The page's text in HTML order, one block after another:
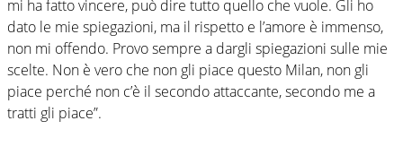
mi ha fatto vincere, può dire tutto quello che vuole. Gli ho
dato le mie spiegazioni, ma il rispetto e l’amore è immenso,
non mi offendo. Provo sempre a dargli spiegazioni sulle mie
scelte. Non è vero che non gli piace questo Milan, non gli
piace perché non c’è il secondo attaccante, secondo me a
tratti gli piace”.